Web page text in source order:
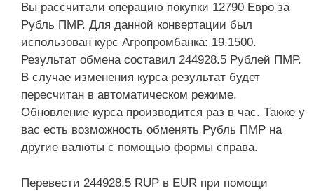
Вы рассчитали операцию покупки 12790 Евро за
Рубль ПМР. Для данной конвертации был
использован курс Агропромбанка: 19.1500.
Результат обмена составил 244928.5 Рублей ПМР.
В случае изменения курса результат будет
пересчитан в автоматическом режиме.
Обновление курса производится раз в час. Также у
вас есть возможность обменять Рубль ПМР на
другие валюты с помощью формы справа.
Перевести 244928.5 RUP в EUR при помощи